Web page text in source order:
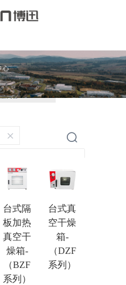
箱
台式隔
板加热
真空干
燥箱-
（BZF
系列）
台式真
空干燥
箱-
（DZF
系列）